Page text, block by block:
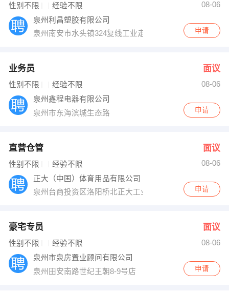
性别不限 经验不限
08-06
泉州利昌塑胶有限公司
泉州南安市水头镇324复线工业走廊
申请
业务员 面议
性别不限 经验不限
08-06
泉州鑫程电器有限公司
泉州市东海滨城生态路
申请
直营仓管 面议
性别不限 经验不限
08-06
正大（中国）体育用品有限公司
泉州台商投资区洛阳桥北正大工业园
申请
豪宅专员 面议
性别不限 经验不限
08-06
泉州市泉房置业顾问有限公司
泉州田安南路世纪王朝8-9号店
申请